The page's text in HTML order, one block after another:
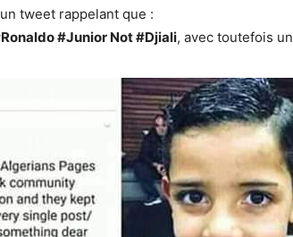
tweet rappelant que :
#Junior Not #Djiali, avec toutefois